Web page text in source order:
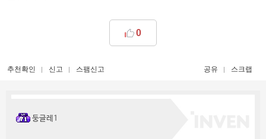
0
추천확인 신고 스팸신고 공유 스크랩
둥글레1